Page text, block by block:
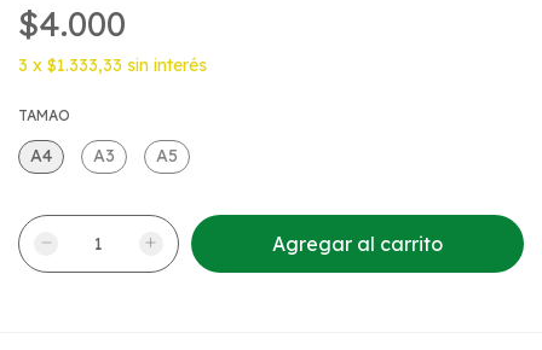
$4.000
3 x $1.333,33 sin interés
TAMAO
A4 A3 A5